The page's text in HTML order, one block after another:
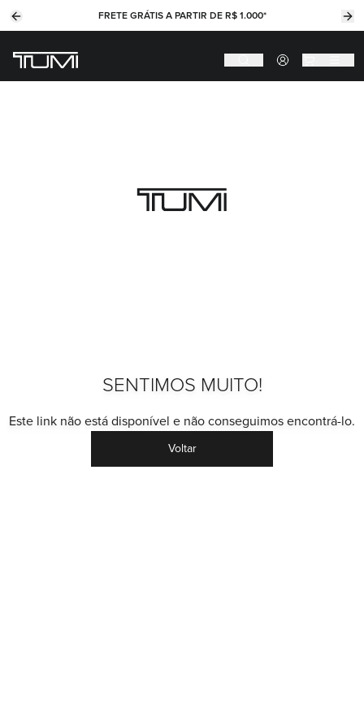
Previous slide FRETE GRÁTIS A PARTIR DE R$ 1.000*
SENTIMOS MUITO!
Este link não está disponível e não conseguimos encontrá-lo.
Voltar